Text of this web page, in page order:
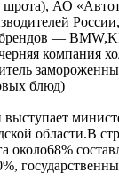
шрота), АО
—
компания
блюд)
области.В
около68%